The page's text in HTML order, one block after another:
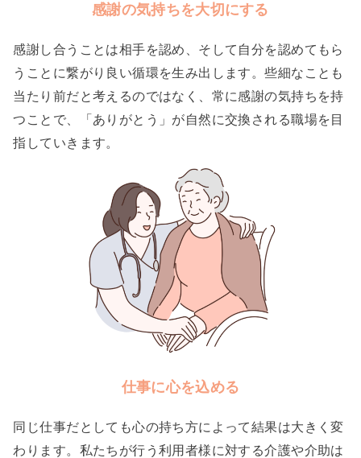
感謝の気持ちを大切にする
感謝し合うことは相手を認め、そして自分を認めてもら
うことに繋がり良い循環を生み出します。些細なことも
当たり前だと考えるのではなく、常に感謝の気持ちを持
つことで、「ありがとう」が自然に交換される職場を目
指していきます。
仕事に心を込める
同じ仕事だとしても心の持ち方によって結果は大きく変
わります。私たちが行う利用者様に対する介護や介助は